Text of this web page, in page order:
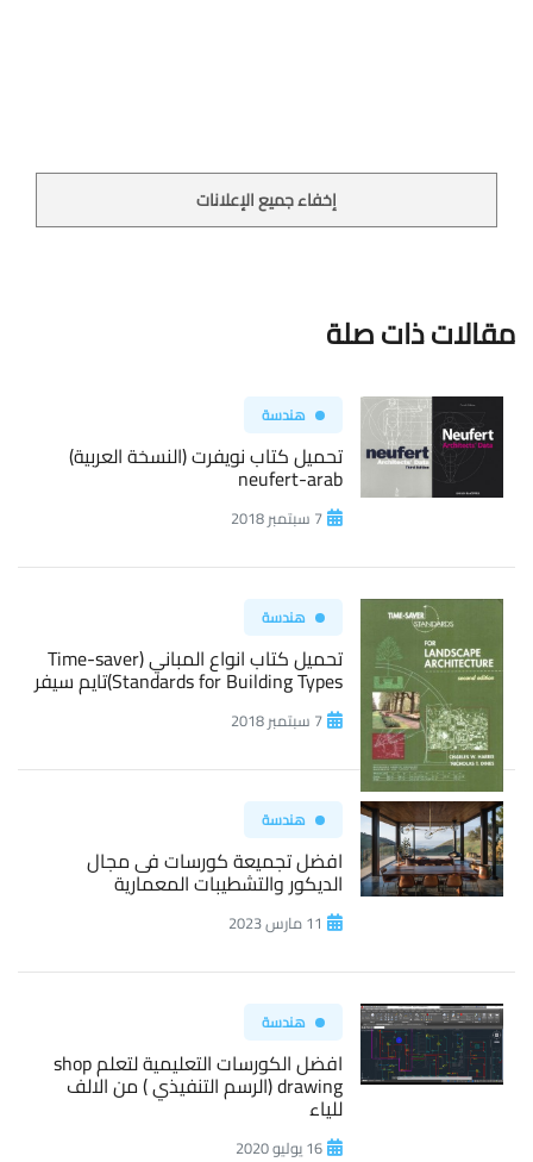
إخفاء جميع الإعلانات
مقالات ذات صلة
هندسة
تحميل كتاب نويفرت (النسخة العربية)
neufert-arab
7 سبتمبر 2018
هندسة
تحميل كتاب انواع المباني (Time-saver
Standards for Building Types)تايم سيفر
7 سبتمبر 2018
هندسة
افضل تجميعة كورسات فى مجال
الديكور والتشطيبات المعمارية
11 مارس 2023
هندسة
افضل الكورسات التعليمية لتعلم shop
drawing (الرسم التنفيذي ) من الالف
للياء
16 يوليو 2020